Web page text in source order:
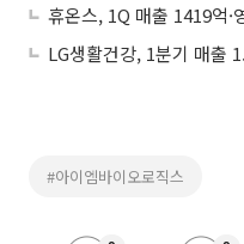
휴온스, 1Q 매출 1419억·
LG생활건강, 1분기 매출
#아이엠바이오로직스